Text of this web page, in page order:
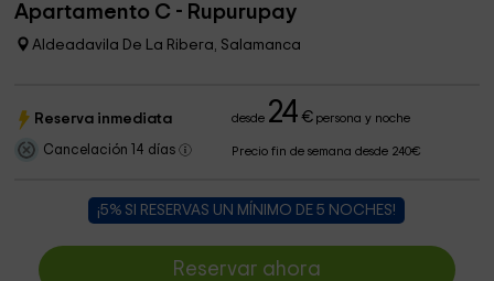
Apartamento C - Rupurupay
Aldeadavila De La Ribera, Salamanca
Reserva inmediata desde 24 €persona y noche
Cancelación 14 días Precio fin de semana desde 240€
¡5% SI RESERVAS UN MÍNIMO DE 5 NOCHES!
Reservar ahora